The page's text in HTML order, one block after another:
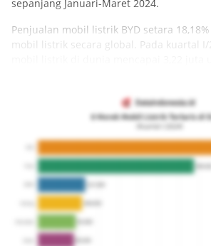
sepanjang Januari-Maret 2024.
Penjualan mobil listrik BYD setara
mobil listrik secara global. Pada kuartal